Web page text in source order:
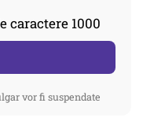
caractere 1000
vor fi suspendate